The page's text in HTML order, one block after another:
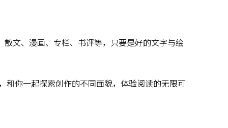
文、漫画、专栏、书评等，只要是好的文字与绘
和你一起探索创作的不同面貌，体验阅读的无限可